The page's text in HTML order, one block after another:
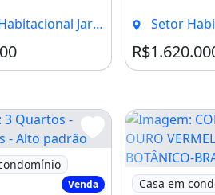
Jardim Botânico, Brasília - DF Setor Habitacional
JARDIM
Quartos - Arniqueiras - Alto padrão
Venda Imagem:
Casa em